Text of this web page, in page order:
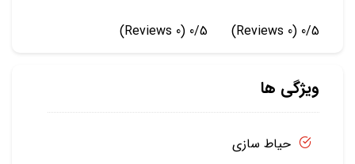
0/5
(0 Reviews)
0/5
(0 Reviews)
ویژگی ها
حیاط سازی